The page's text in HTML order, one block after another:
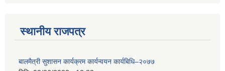
स्थानीय राजपत्र
बालमैत्री सुशासन कार्यक्रम कार्यन्वयन कार्यबिधि–२०७७